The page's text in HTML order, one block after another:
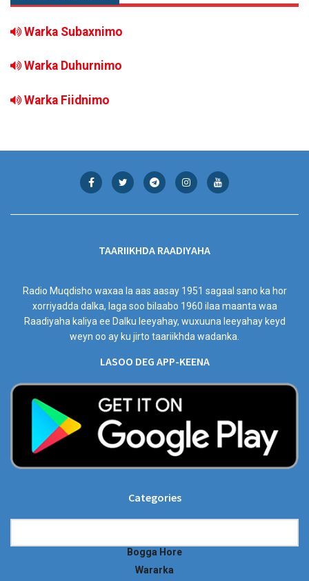
Warka Subaxnimo
Warka Duhurnimo
Warka Fiidnimo
TAARIIKHDA RAADIYAHA
Radio Muqdisho waxaa la aas aasay 1951 sagaal sano ka hor
xorriyadda dalka, laga soo bilaabo 1960 ilaa maanta waa
Raadiyaha kaliya ee Dalku leeyahay, wuxuuna leeyahay keyd
weyn oo ay ku jirto taariikhda wadanka.
LASOO DEG APP-KEENA
Categories
Bogga Hore
Wararka